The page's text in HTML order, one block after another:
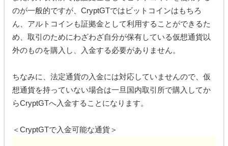
のが一般的ですが、CryptGTではビットコインはもちろ
ん、アルトコインも証拠金として利用することができるた
め、取引のためにわざわざ自分が保有している仮想通貨以
外のものを購入し、入金する必要がありません。
ちなみに、法定通貨の入金には対応していませんので、仮
想通貨を持っていない場合は一旦国内取引所で購入してか
らCryptGTへ入金することになります。
＜CryptGTで入金可能な通貨＞